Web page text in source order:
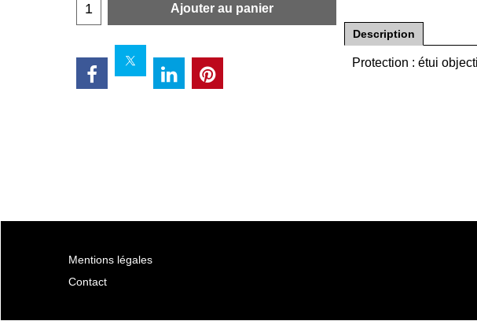
Ajouter au panier
Description
Protection : étui
Mentions légales
Contact